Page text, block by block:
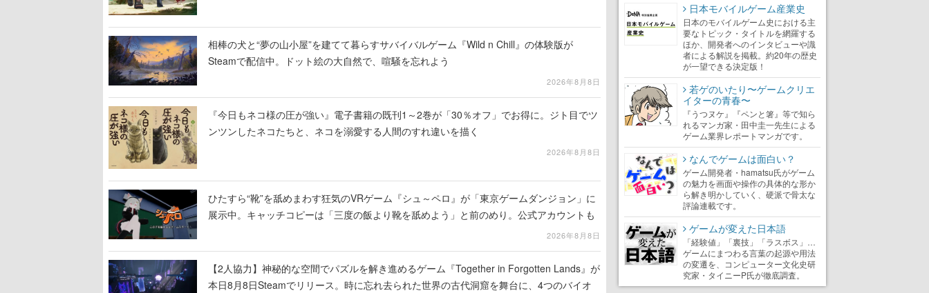
相棒の犬と“夢の山小屋”を建てて暮らすサバイバルゲーム『Wild n Chill』の体験版が
Steamで配信中。ドット絵の大自然で、喧騒を忘れよう
2026年8月8日
『今日もネコ様の圧が強い』電子書籍の既刊1～2巻が「30％オフ」でお得に。ジト目でツ
ンツンしたネコたちと、ネコを溺愛する人間のすれ違いを描く
2026年8月8日
ひたすら“靴”を舐めまわす狂気のVRゲーム『シュ～ペロ』が「東京ゲームダンジョン」に
展示中。キャッチコピーは「三度の飯より靴を舐めよう」と前のめり。公式アカウントも
2026年8月8日
【2人協力】神秘的な空間でパズルを解き進めるゲーム『Together in Forgotten Lands』が
本日8月8日Steamでリリース。時に忘れ去られた世界の古代洞窟を舞台に、4つのバイオ
日本モバイルゲーム産業史
日本のモバイルゲーム史における主
要なトピック・タイトルを網羅する
ほか、開発者へのインタビューや識
者による解説を掲載。約20年の歴史
が一望できる決定版！
若ゲのいたり〜ゲームクリエ
イターの青春〜
『うつヌケ』『ペンと箸』等で知ら
れるマンガ家・田中圭一先生による
ゲーム業界レポートマンガです。
なんでゲームは面白い？
ゲーム開発者・hamatsu氏がゲーム
の魅力を画面や操作の具体的な形か
ら解き明かしていく、硬派で骨太な
評論連載です。
ゲームが変えた日本語
「経験値」「裏技」「ラスボス」…
ゲームにまつわる言葉の起源や用法
の変遷を、コンピューター文化史研
究家・タイニーP氏が徹底調査。